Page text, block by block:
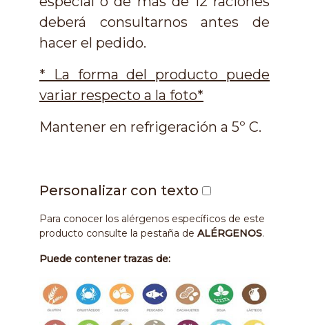
deberá consultarnos antes de
hacer el pedido.
* La forma del producto puede
variar respecto a la foto*
Mantener en refrigeración a 5º C.
Personalizar con texto
Para conocer los alérgenos específicos de este
producto consulte la pestaña de ALÉRGENOS.
Puede contener trazas de: